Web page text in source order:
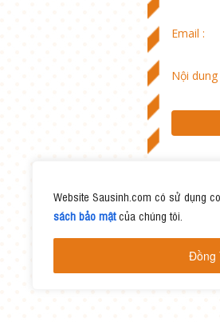
Website Sausinh.com có sử dụng
sách bảo mậtcủa chúng tôi.
Đồng
Email :
Nội dung